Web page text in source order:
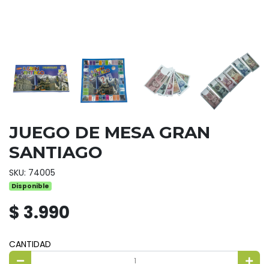
JUEGO DE MESA GRAN
SANTIAGO
SKU: 74005
Disponible
$ 3.990
CANTIDAD